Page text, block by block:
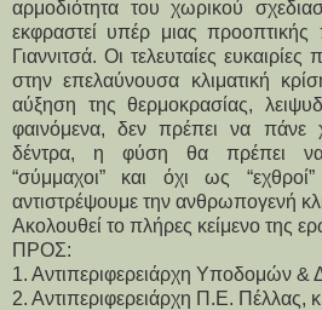
αρμοδιότητα του χωρικού
εκφραστεί υπέρ μιας
Γιαννιτσά. Οι τελευταίες
στην επελαύνουσα κλιματική
αύξηση της θερμοκρασίας,
φαινόμενα, δεν πρέπει να πάνε
δέντρα, η φύση θα πρέπει να
“σύμμαχοι” και όχι ως
αντιστρέψουμε την ανθρωπογενή
Ακολουθεί το πλήρες κείμενο της
ΠΡΟΣ:
1. Αντιπεριφερειάρχη Υποδομών &
2. Αντιπεριφερειάρχη Π.Ε. Πέλλας,